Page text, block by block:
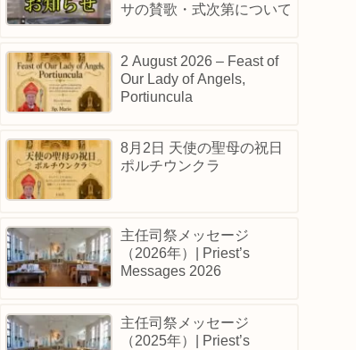
サの賛歌・式次第について
2 August 2026 – Feast of
Our Lady of Angels,
Portiuncula
8月2日 天使の聖母の祝日
ポルチウンクラ
主任司祭メッセージ
（2026年）| Priest’s
Messages 2026
主任司祭メッセージ
（2025年）| Priest’s